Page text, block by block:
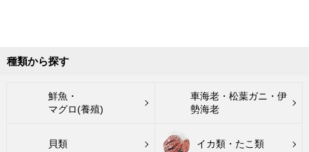
種類から探す
鮮魚・
マグロ(養殖)
車海老・松葉ガニ・伊
勢海老
貝類 イカ類・たこ類